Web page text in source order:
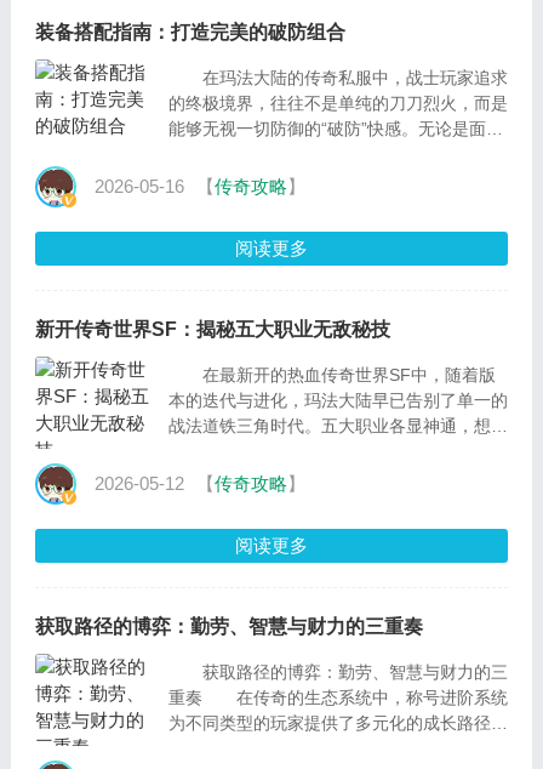
装备搭配指南：打造完美的破防组合
在玛法大陆的传奇私服中，战士玩家追求
的终极境界，往往不是单纯的刀刀烈火，而是
能够无视一切防御的“破防”快感。无论是面对
2026-05-16 【传奇攻略】
阅读更多
新开传奇世界SF：揭秘五大职业无敌秘技
在最新开的热血传奇世界SF中，随着版
本的迭代与进化，玛法大陆早已告别了单一的
战法道铁三角时代。五大职业各显神通，想要
远不够的。
2026-05-12 【传奇攻略】
阅读更多
获取路径的博弈：勤劳、智慧与财力的三重奏
获取路径的博弈：勤劳、智慧与财力的三
重奏 在传奇的生态系统中，称号进阶系统
为不同类型的玩家提供了多元化的成长路径。